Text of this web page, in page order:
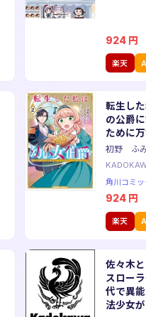
924 円
楽天
転生し
の公爵
ために
初野 ふ
角川コミ
924 円
楽天
佐々木
スロー
代で異
法少女